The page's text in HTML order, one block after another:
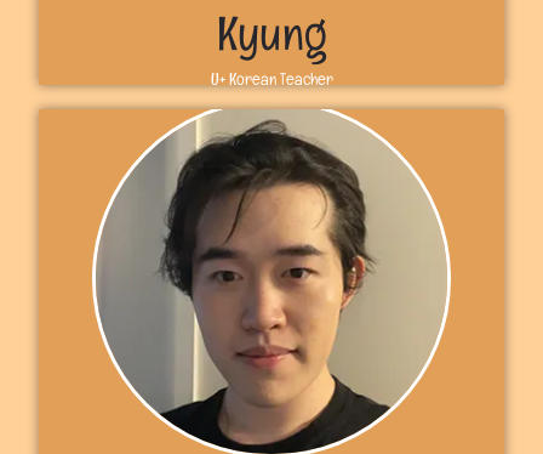
Kyung
U+ Korean Teacher
Sobre mí
안녕하세요! Bienvenidos a U+. Soy la profesora Kyung. Soy
de Corea del Sur y actualmente vivo en Ontario, Canadá.
He sido profesora de inglés/coreano durante más de 15
años y disfruto pasando el tiempo con los niños . Estoy
deseando compartir mis conocimientos de la lengua
coreana con ustedes. Nos vemos en U+, Kyung
Más información